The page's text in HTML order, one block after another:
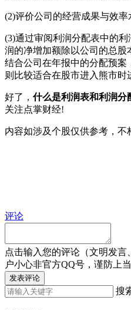
(2)评价公司的经营成果与效
(3)通过审阅利润分配表中的
润的净增加额除以公司的总
结合公司在年报中的分配预
则比较适合在股市进入熊市时
好了， 什么是利润表和利润分
关注点掌财经!
内容如涉及个股仅供参考，不
评论
点击输入您的评论（文明发言
户小心非官方QQ号，谨防上当
发表评论
搜